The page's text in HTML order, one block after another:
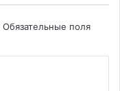
Обязательные поля